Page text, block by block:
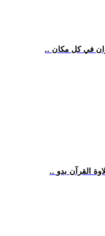
في كل مكان
القرآن بدو